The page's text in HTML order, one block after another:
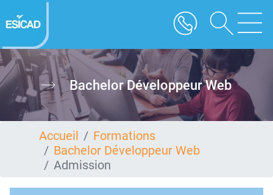
au
contenu
Bachelor Développeur Web
Accueil
Formations
Bachelor Développeur Web
Admission